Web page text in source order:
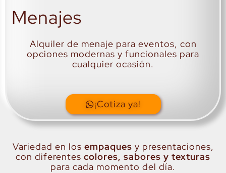
Menajes
Alquiler de menaje para eventos, con
opciones modernas y funcionales para
cualquier ocasión.
¡Cotiza ya!
Variedad en los empaques y presentaciones,
con diferentes colores, sabores y texturas
para cada momento del día.